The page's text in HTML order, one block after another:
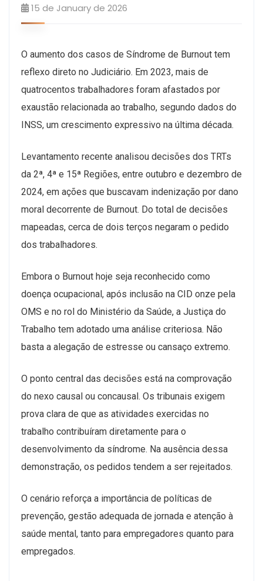
15 de January de 2026
O aumento dos casos de Síndrome de Burnout tem
reflexo direto no Judiciário. Em 2023, mais de
quatrocentos trabalhadores foram afastados por
exaustão relacionada ao trabalho, segundo dados do
INSS, um crescimento expressivo na última década.
Levantamento recente analisou decisões dos TRTs
da 2ª, 4ª e 15ª Regiões, entre outubro e dezembro de
2024, em ações que buscavam indenização por dano
moral decorrente de Burnout. Do total de decisões
mapeadas, cerca de dois terços negaram o pedido
dos trabalhadores.
Embora o Burnout hoje seja reconhecido como
doença ocupacional, após inclusão na CID onze pela
OMS e no rol do Ministério da Saúde, a Justiça do
Trabalho tem adotado uma análise criteriosa. Não
basta a alegação de estresse ou cansaço extremo.
O ponto central das decisões está na comprovação
do nexo causal ou concausal. Os tribunais exigem
prova clara de que as atividades exercidas no
trabalho contribuíram diretamente para o
desenvolvimento da síndrome. Na ausência dessa
demonstração, os pedidos tendem a ser rejeitados.
O cenário reforça a importância de políticas de
prevenção, gestão adequada de jornada e atenção à
saúde mental, tanto para empregadores quanto para
empregados.